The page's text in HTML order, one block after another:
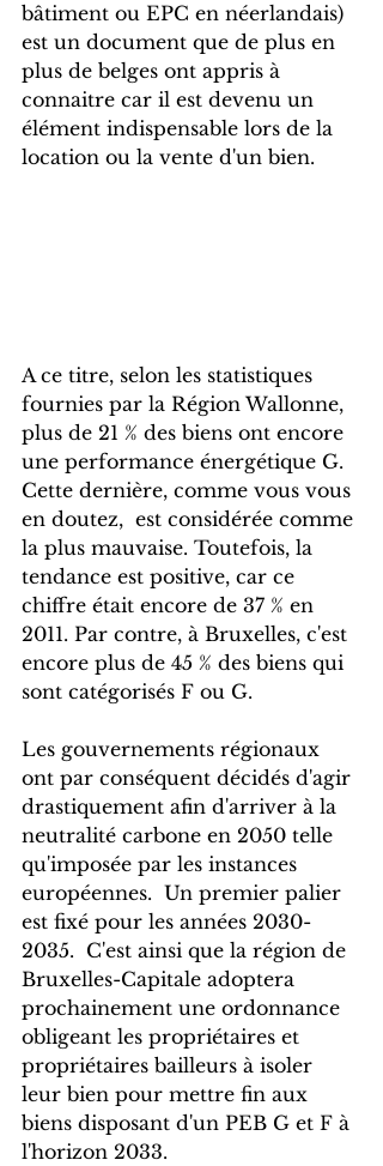
bâtiment ou EPC en néerlandais)
est un document que de plus en
plus de belges ont appris à
connaitre car il est devenu un
élément indispensable lors de la
location ou la vente d'un bien.
A ce titre, selon les statistiques
fournies par la Région Wallonne,
plus de 21 % des biens ont encore
une performance énergétique G.
Cette dernière, comme vous vous
en doutez,  est considérée comme
la plus mauvaise. Toutefois, la
tendance est positive, car ce
chiffre était encore de 37 % en
2011. Par contre, à Bruxelles, c'est
encore plus de 45 % des biens qui
sont catégorisés F ou G.
Les gouvernements régionaux
ont par conséquent décidés d'agir
drastiquement afin d'arriver à la
neutralité carbone en 2050 telle
qu'imposée par les instances
européennes.  Un premier palier
est fixé pour les années 2030-
2035.  C'est ainsi que la région de
Bruxelles-Capitale adoptera
prochainement une ordonnance
obligeant les propriétaires et
propriétaires bailleurs à isoler
leur bien pour mettre fin aux
biens disposant d'un PEB G et F à
l'horizon 2033.